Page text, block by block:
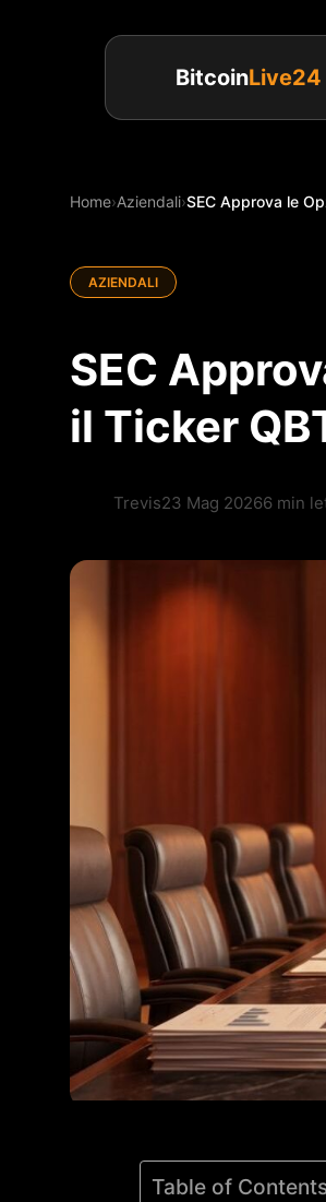
BitcoinLive24
Home›Aziendali›SEC Approva le
AZIENDALI
SEC
il Ticker
Trevis23 Mag 20266 min
Table of